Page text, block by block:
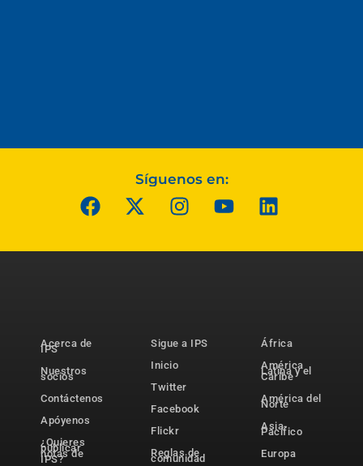
Síguenos en:
Acerca de
IPS
Nuestros
socios
Contáctenos
Apóyenos
¿Quieres
publicar
notas de
IPS?
Sigue a IPS
Inicio
Twitter
Facebook
Flickr
Reglas de
comunidad
África
América
Latina y el
Caribe
América del
Norte
Asia-
Pacífico
Europa